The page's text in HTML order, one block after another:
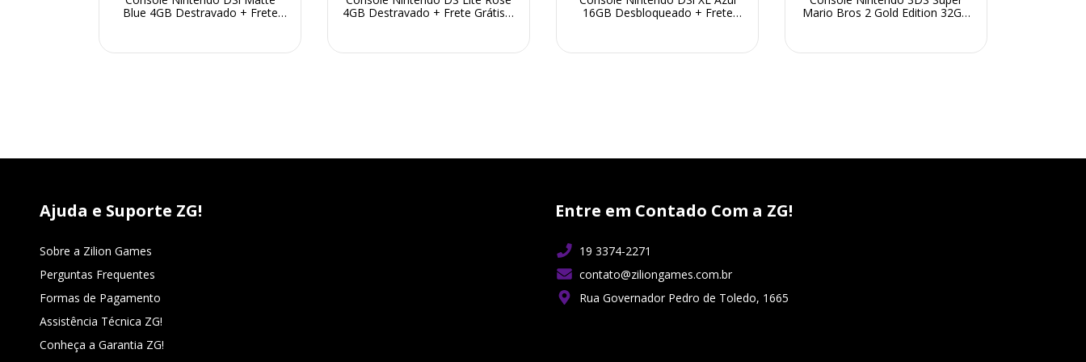
Blue 4GB Destravado + Frete
4GB Destravado + Frete Grátis +
16GB Desbloqueado + Frete
Mario Bros 2 Gold Edition 32GB
Ajuda e Suporte ZG!
Sobre a Zilion Games
Perguntas Frequentes
Formas de Pagamento
Assistência Técnica ZG!
Conheça a Garantia ZG!
Entre em Contado Com a ZG!
19 3374-2271
contato@ziliongames.com.br
Rua Governador Pedro de Toledo, 1665